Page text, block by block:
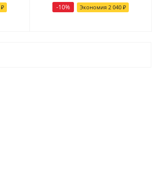
₽ -10% Экономия 2 040 ₽